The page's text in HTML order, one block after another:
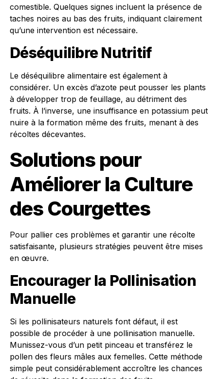
comestible. Quelques signes incluent la présence de
taches noires au bas des fruits, indiquant clairement
qu’une intervention est nécessaire.
Déséquilibre Nutritif
Le déséquilibre alimentaire est également à
considérer. Un excès d’azote peut pousser les plants
à développer trop de feuillage, au détriment des
fruits. À l’inverse, une insuffisance en potassium peut
nuire à la formation même des fruits, menant à des
récoltes décevantes.
Solutions pour
Améliorer la Culture
des Courgettes
Pour pallier ces problèmes et garantir une récolte
satisfaisante, plusieurs stratégies peuvent être mises
en œuvre.
Encourager la Pollinisation
Manuelle
Si les pollinisateurs naturels font défaut, il est
possible de procéder à une pollinisation manuelle.
Munissez-vous d’un petit pinceau et transférez le
pollen des fleurs mâles aux femelles. Cette méthode
simple peut considérablement accroître les chances